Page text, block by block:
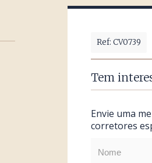
Ref: CV0739
Tem
Envie uma
corretores